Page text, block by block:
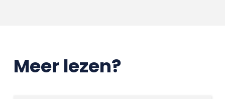
Meer lezen?